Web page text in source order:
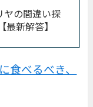
ヤの間違い探
最新解答】
食べるべき、